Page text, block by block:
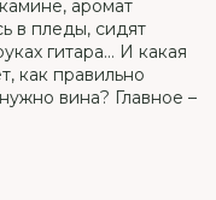
аромат
в пледы, сидят
гитара… И какая
как правильно
вина? Главное –